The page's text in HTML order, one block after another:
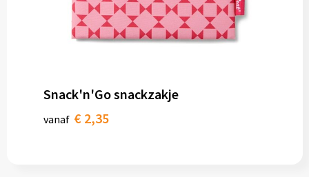
Snack'n'Go snackzakje
vanaf € 2,35